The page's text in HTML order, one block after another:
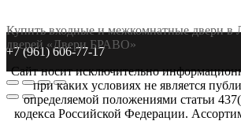
Купить входные и межкомнатные двери в
дверей «Двери БРАВО»
Сайт носит исключительно
при каких условиях не является
определяемой положениями статьи
кодекса Российской Федерации.
+7 (961) 606-77-17